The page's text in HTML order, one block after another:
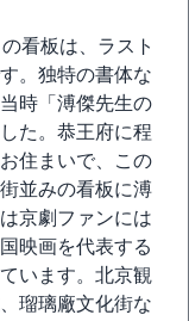
看板は、ラスト
。独特の書体な
時「溥傑先生の
た。恭王府に程
住まいで、この
並みの看板に溥
京劇ファンには
映画を代表する
います。北京観
瑠璃廠文化街な